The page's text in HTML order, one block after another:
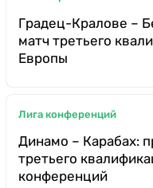
Градец-Кралове –
матч третьего
Европы
Лига конференций
Динамо – Карабах:
третьего
конференций